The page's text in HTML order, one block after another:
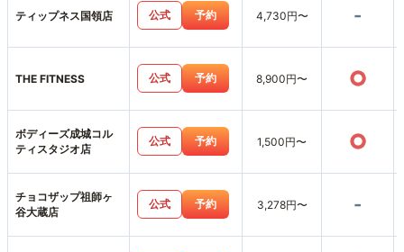
ティップネス国領店 公式 予約 4,730円〜 -
THE FITNESS 公式 予約 8,900円〜 ○
ボディーズ成城コル
ティスタジオ店
公式 予約 1,500円〜 ○
チョコザップ祖師ヶ
谷大蔵店
公式 予約 3,278円〜 -